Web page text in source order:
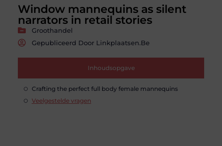
Window mannequins as silent
narrators in retail stories
Groothandel
Gepubliceerd Door Linkplaatsen.be
Inhoudsopgave
Crafting the perfect full body female mannequins
Veelgestelde vragen